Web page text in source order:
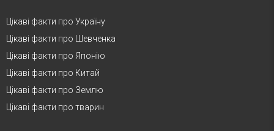
Цікаві факти про Україну
Цікаві факти про Шевченка
Цікаві факти про Японію
Цікаві факти про Китай
Цікаві факти про Землю
Цікаві факти про тварин